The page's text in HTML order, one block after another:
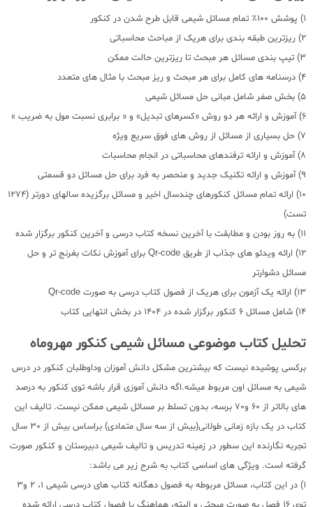
1) پوشش ۱۰۰٪ تمام مسائل شیمی قابل طرح شدن در کنکور
2) ریزترین طبقه بندی برای هریک از مباحث محاسباتی
3) تیپ بندی مسائل هر مبحث تا ریزترین حالت ممکن
4) درسنامه های کامل برای هر مبحث و ریز مبحث با مثال های متعدد
5) بخش صفر شامل مبانی حل مسائل شیمی
6) آموزش و ارائه هر دو روش «کسرهای تبدیل» و « برابری نسبت مول به ضریب »
7) حل بسیاری از مسائل از روش های فوق سریع ویژه
8) آموزش و ارائه ترفندهای محاسباتی در انجام محاسبات
9) آموزش و ارائه تکنیک جدید و منحصر به فرد برای حل مسائل دو قسمتی
10) ارائه تمام مسائل کنکورهای چندسال اخیر و مسائل برگزیده سالهای دورتر (1274
تست)
11) به روز بودن و مطابقت با آخرین نسخه کتاب درسی و آخرین کنکور برگزار شده
12) ارائه ویدئو های جذاب از طریق Qr-code برای آموزش نکات بغرنج تر و حل
مسائل دشوارتر
13) ارائه یک آزمون برای هریک از فصول کتاب درسی به صورت Qr-code
14) شامل مسائل 6 کنکور برگزار شده در 1404 در بخش انتهایی کتاب
تحلیل کتاب موضوعی مسائل شیمی کنکور مهروماه
برکسی پوشیده نیست که بیشترین مشکل دانش آموزان وداوطلبان کنکور در درس
شیمی به مسائل اون مربوط میشه.اگه دانش آموزی قرار باشه توی کنکور به درصد
های بالاتر از 60 و70 برسه، بدون تسلط بر مسائل شیمی ممکن نیست. تالیف این
کتاب در یک بازه زمانی طولانی(بیش از سه سال متمادی) براساس بیش از 30 سال
تجربه نگارنده این سطور در زمینه تدریس و تالیف شیمی دبیرستان و کنکور صورت
گرفته است. ویژگی های اساسی کتاب به شرح زیر می باشد:
1) در این کتاب، مسائل مربوطه به فصول دهگانه کتاب های درسی شیمی 1، 2 و3